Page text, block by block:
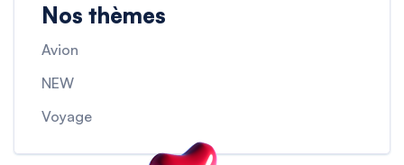
Nos thèmes
Avion
NEW
Voyage